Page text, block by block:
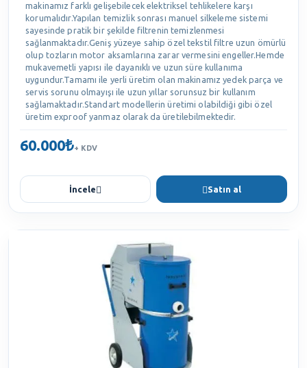
makinamız farklı gelişebilecek elektriksel tehlikelere karşı
korumalıdır.Yapılan temizlik sonrası manuel silkeleme sistemi
sayesinde pratik bir şekilde filtrenin temizlenmesi
sağlanmaktadır.Geniş yüzeye sahip özel tekstil filtre uzun ömürlü
olup tozların motor aksamlarına zarar vermesini engeller.Hemde
mukavemetli yapısı ile dayanıklı ve uzun süre kullanıma
uygundur.Tamamı ile yerli üretim olan makinamız yedek parça ve
servis sorunu olmayışı ile uzun yıllar sorunsuz bir kullanım
sağlamaktadır.Standart modellerin üretimi olabildiği gibi özel
üretim exproof yanmaz olarak da üretilebilmektedir.
60.000₺+ KDV
İncele Satın al